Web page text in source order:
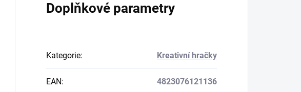
Doplňkové parametry
Kategorie: Kreativní hračky
EAN: 4823076121136